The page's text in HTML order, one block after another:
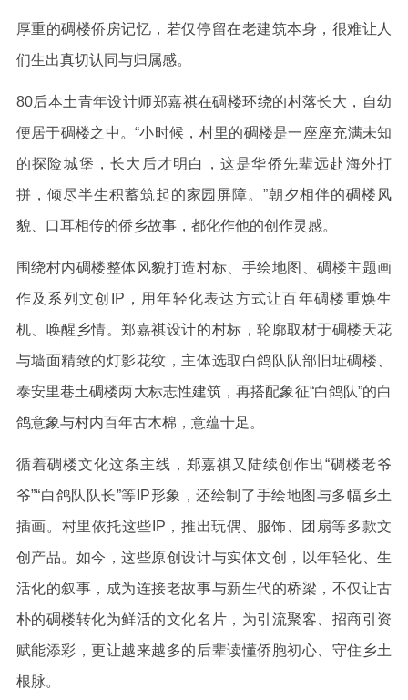
厚重的碉楼侨房记忆，若仅停留在老建筑本身，很难让人
们生出真切认同与归属感。
80后本土青年设计师郑嘉祺在碉楼环绕的村落长大，自幼
便居于碉楼之中。“小时候，村里的碉楼是一座座充满未知
的探险城堡，长大后才明白，这是华侨先辈远赴海外打
拼，倾尽半生积蓄筑起的家园屏障。”朝夕相伴的碉楼风
貌、口耳相传的侨乡故事，都化作他的创作灵感。
围绕村内碉楼整体风貌打造村标、手绘地图、碉楼主题画
作及系列文创IP，用年轻化表达方式让百年碉楼重焕生
机、唤醒乡情。郑嘉祺设计的村标，轮廓取材于碉楼天花
与墙面精致的灯影花纹，主体选取白鸽队队部旧址碉楼、
泰安里巷土碉楼两大标志性建筑，再搭配象征“白鸽队”的白
鸽意象与村内百年古木棉，意蕴十足。
循着碉楼文化这条主线，郑嘉祺又陆续创作出“碉楼老爷
爷”“白鸽队队长”等IP形象，还绘制了手绘地图与多幅乡土
插画。村里依托这些IP，推出玩偶、服饰、团扇等多款文
创产品。如今，这些原创设计与实体文创，以年轻化、生
活化的叙事，成为连接老故事与新生代的桥梁，不仅让古
朴的碉楼转化为鲜活的文化名片，为引流聚客、招商引资
赋能添彩，更让越来越多的后辈读懂侨胞初心、守住乡土
根脉。